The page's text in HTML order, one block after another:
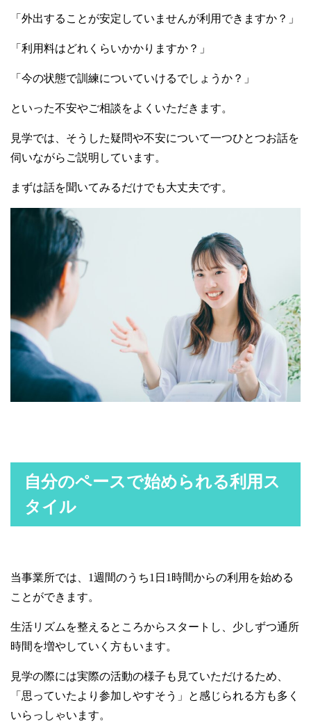
「外出することが安定していませんが利用できますか？」
「利用料はどれくらいかかりますか？」
「今の状態で訓練についていけるでしょうか？」
といった不安やご相談をよくいただきます。
見学では、そうした疑問や不安について一つひとつお話を
伺いながらご説明しています。
まずは話を聞いてみるだけでも大丈夫です。
自分のペースで始められる利用ス
タイル
当事業所では、1週間のうち1日1時間からの利用を始める
ことができます。
生活リズムを整えるところからスタートし、少しずつ通所
時間を増やしていく方もいます。
見学の際には実際の活動の様子も見ていただけるため、
「思っていたより参加しやすそう」と感じられる方も多く
いらっしゃいます。